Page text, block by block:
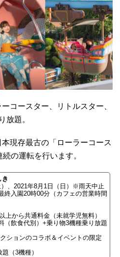
コースター、リトルスター、
放題。
現存最古の「ローラーコース
の運転を行います。
、2021年8月1日（日）※雨天中止
入園20時00分（カフェの営業時間
上から共通料金（未就学児無料）
（飲食代別）+乗り物3機種乗り放題
ションのコラボ＆イベントの限定
（3機種）